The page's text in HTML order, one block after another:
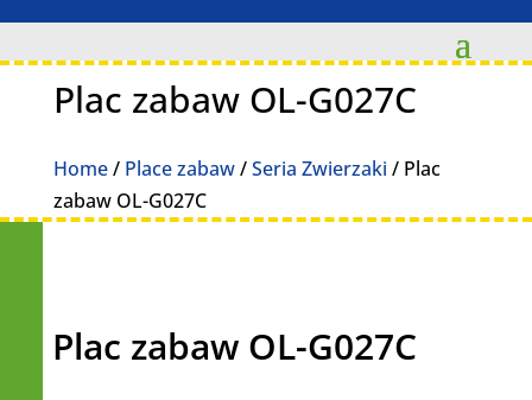
Plac zabaw OL-G027C
Home/ Place zabaw/Seria Zwierzaki / Plac
zabaw OL-G027C
Plac zabaw OL-G027C